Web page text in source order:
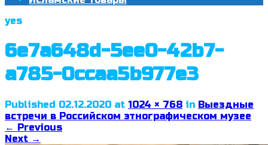
yes
6e7a648d-5ee0-42b7-
a785-0ccaa5b977e3
Published 02.12.2020 at 1024 × 768 in Выездные
встречи в Российском этнографическом музее
← Previous
Next →